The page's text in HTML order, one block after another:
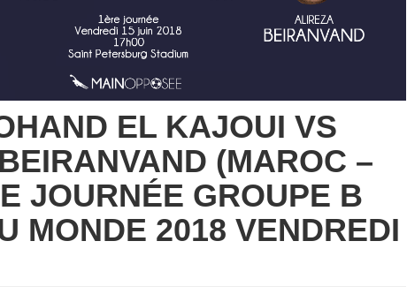
EL KAJOUI VS
(MAROC –
JOURNÉE GROUPE B
MONDE 2018 VENDREDI